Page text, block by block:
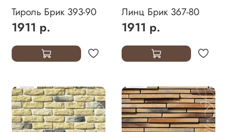
Тироль Брик 393-90
1911 р.
Линц Брик 367-80
1911 р.